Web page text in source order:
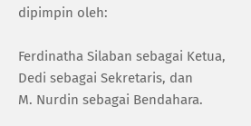
dipimpin oleh:
Ferdinatha Silaban sebagai Ketua,
Dedi sebagai Sekretaris, dan
M. Nurdin sebagai Bendahara.